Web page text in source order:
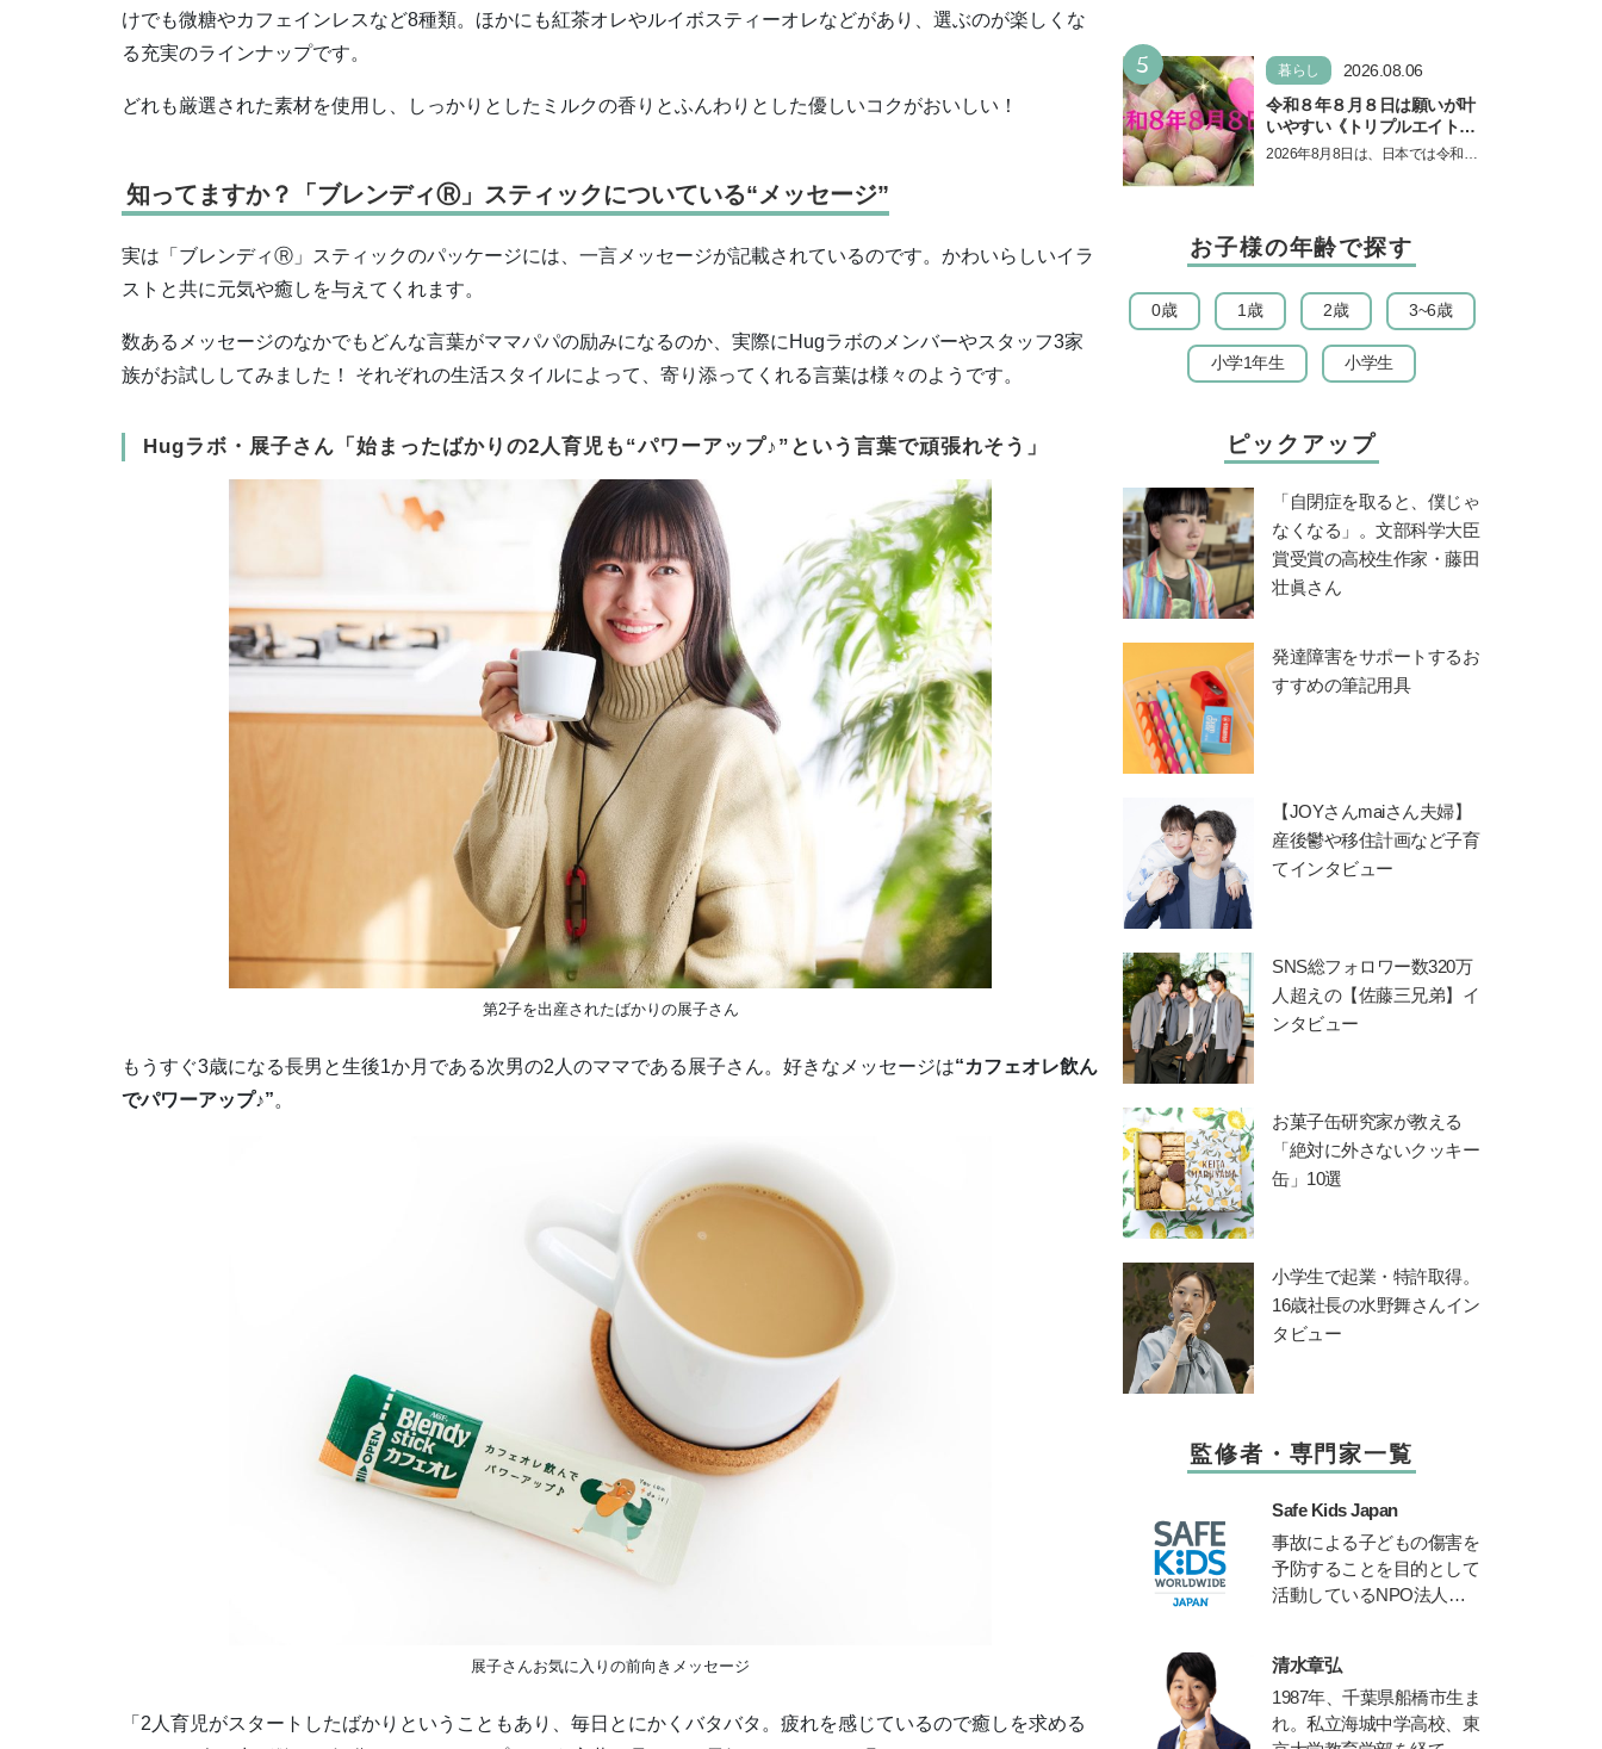
けでも微糖やカフェインレスなど8種類。ほかにも紅茶オレやルイボスティーオレなどがあり、選ぶのが楽しくな
る充実のラインナップです。
どれも厳選された素材を使用し、しっかりとしたミルクの香りとふんわりとした優しいコクがおいしい！
知ってますか？「ブレンディⓇ」スティックについている“メッセージ”
実は「ブレンディⓇ 」スティックのパッケージには、一言メッセージが記載されているのです。かわいらしいイラ
ストと共に元気や癒しを与えてくれます。
数あるメッセージのなかでもどんな言葉がママパパの励みになるのか、実際にHugラボのメンバーやスタッフ3家
族がお試ししてみました！ それぞれの生活スタイルによって、寄り添ってくれる言葉は様々のようです。
Hugラボ・展子さん「始まったばかりの2人育児も“パワーアップ♪”という言葉で頑張れそう」
第2子を出産されたばかりの展子さん
もうすぐ3歳になる長男と生後1か月である次男の2人のママである展子さん。好きなメッセージは“カフェオレ飲ん
でパワーアップ♪”。
展子さんお気に入りの前向きメッセージ
「2人育児がスタートしたばかりということもあり、毎日とにかくバタバタ。疲れを感じているので癒しを求める
5 暮らし
2026.08.06
令和８年８月８日は願いが叶
いやすい《トリプルエイト》
の日！ 13日の獅子座の新月
2026年8月8日は、日本では令和8
お子様の年齢で探す
0歳 1歳 2歳 3~6歳
小学1年生 小学生
ピックアップ
「自閉症を取ると、僕じゃ
なくなる」。文部科学大臣
賞受賞の高校生作家・藤田
壮眞さん
発達障害をサポートするお
すすめの筆記用具
【JOYさんmaiさん夫婦】
産後鬱や移住計画など子育
てインタビュー
SNS総フォロワー数320万
人超えの【佐藤三兄弟】イ
ンタビュー
お菓子缶研究家が教える
「絶対に外さないクッキー
缶」10選
小学生で起業・特許取得。
16歳社長の水野舞さんイン
タビュー
監修者・専門家一覧
Safe Kids Japan
事故による子どもの傷害を
予防することを目的として
活動しているNPO法人。S
技術総合研究所などと連携
して、子どもの傷害予防に
関する様々な活動を行う。
清水章弘
1987年、千葉県船橋市生ま
れ。私立海城中学高校、東